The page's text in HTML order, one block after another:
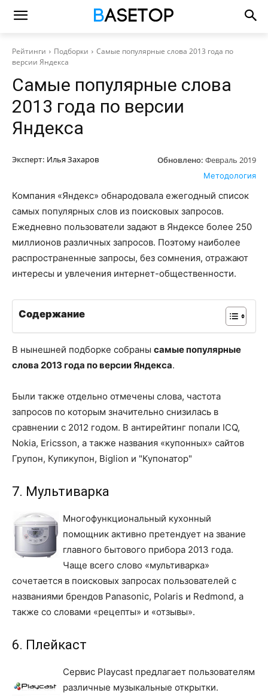
Рейтинги Подборки
Самые популярные слова 2013 года по
версии Яндекса
Самые популярные слова
2013 года по версии
Яндекса
Эксперт: Илья Захаров Обновлено: Февраль 2019
Методология
Компания «Яндекс» обнародовала ежегодный список
самых популярных слов из поисковых запросов.
Ежедневно пользователи задают в Яндексе более 250
миллионов различных запросов. Поэтому наиболее
распространенные запросы, без сомнения, отражают
интересы и увлечения интернет-общественности.
Содержание
В нынешней подборке собраны самые популярные
слова 2013 года по версии Яндекса.
Были также отдельно отмечены слова, частота
запросов по которым значительно снизилась в
сравнении с 2012 годом. В антирейтинг попали ICQ,
Nokia, Ericsson, а также названия «купонных» сайтов
Групон, Купикупон, Biglion и "Купонатор"
7. Мультиварка
Многофункциональный кухонный
помощник активно претендует на звание
главного бытового прибора 2013 года.
Чаще всего слово «мультиварка»
сочетается в поисковых запросах пользователей с
названиями брендов Panasonic, Polaris и Redmond, а
также со словами «рецепты» и «отзывы».
6. Плейкаст
Сервис Playcast предлагает пользователям
различные музыкальные открытки.